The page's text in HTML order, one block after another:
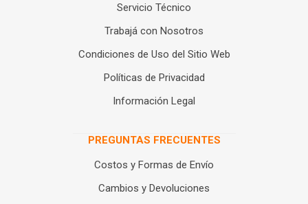
Servicio Técnico
Trabajá con Nosotros
Condiciones de Uso del Sitio Web
Políticas de Privacidad
Información Legal
PREGUNTAS FRECUENTES
Costos y Formas de Envío
Cambios y Devoluciones